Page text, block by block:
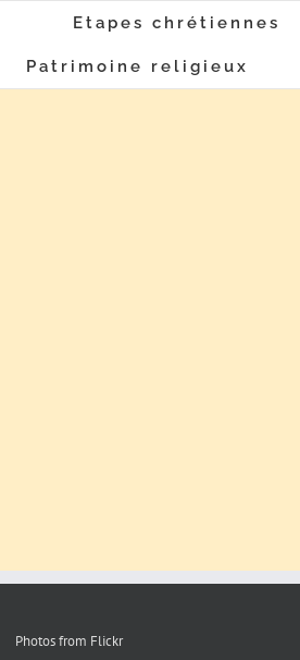
Etapes chrétiennes
Patrimoine religieux
Photos from Flickr